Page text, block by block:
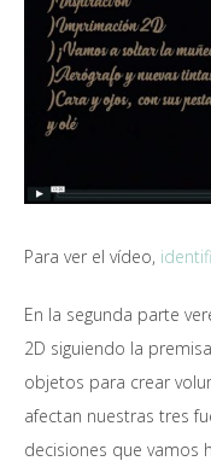
Para ver el vídeo,
En la segunda parte
2D siguiendo la
objetos para crear
afectan nuestras tres
decisiones que vamos